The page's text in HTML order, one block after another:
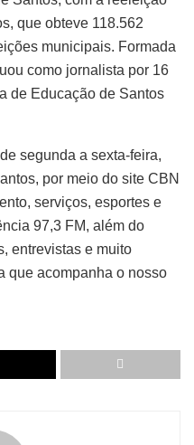
que obteve 118.562
municipais. Formada
como jornalista por 16
de Educação de Santos
segunda a sexta-feira,
por meio do site CBN
serviços, esportes e
97,3 FM, além do
entrevistas e muito
que acompanha o nosso